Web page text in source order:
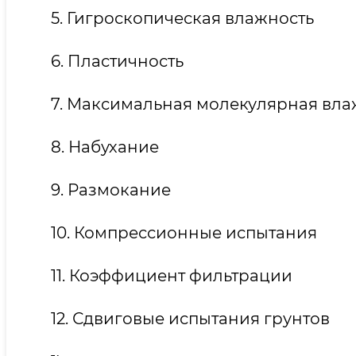
5. Гигроскопическая влажность
6. Пластичность
7. Максимальная молекулярная
8. Набухание
9. Размокание
10. Компрессионные испытания
11. Коэффициент фильтрации
12. Сдвиговые испытания грунтов